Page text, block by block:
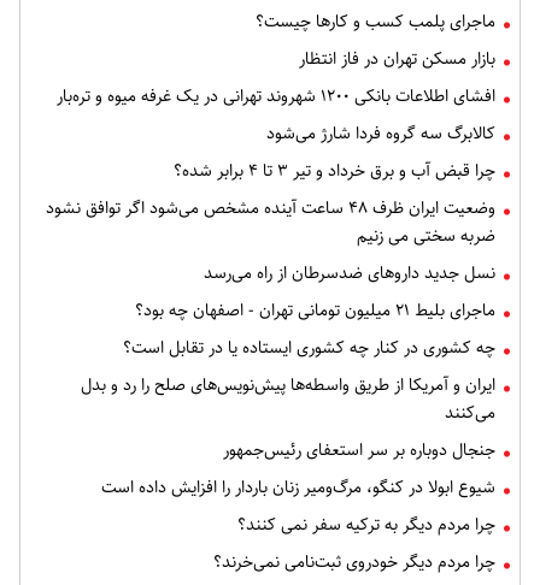
ماجرای پلمب کسب و کارها چیست؟
بازار مسکن تهران در فاز انتظار
افشای اطلاعات بانکی ۱۲۰۰ شهروند تهرانی در یک غرفه میوه و تره‌بار
کالابرگ سه گروه فردا شارژ می‌شود
چرا قبض آب و برق خرداد و تیر ۳ تا ۴ برابر شده؟
وضعیت ایران ظرف ۴۸ ساعت آینده مشخص می‌شود اگر توافق نشود
ضربه سختی می زنیم
نسل جدید داروهای ضدسرطان از راه می‌رسد
ماجرای بلیط ۲۱ میلیون تومانی تهران - اصفهان چه بود؟
چه کشوری در کنار چه کشوری ایستاده یا در تقابل است؟
ایران و آمریکا از طریق واسطه‌ها پیش‌نویس‌های صلح را رد و بدل
می‌کنند
جنجال دوباره بر سر استعفای رئیس‌جمهور
شیوع ابولا در کنگو، مرگ‌ومیر زنان باردار را افزایش داده است
چرا مردم دیگر به ترکیه سفر نمی کنند؟
چرا مردم دیگر خودروی ثبت‌نامی نمی‌خرند؟